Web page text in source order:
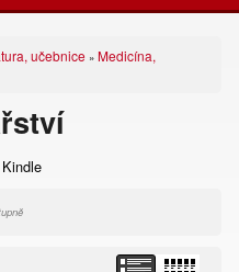
učebnice » Medicína,